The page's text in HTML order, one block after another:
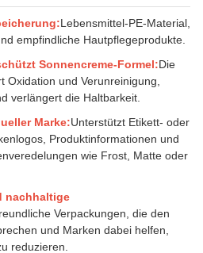
Lebensmittel-PE-Material,
empfindliche Hautpflegeprodukte.
Sonnencreme-Formel:Die
Oxidation und Verunreinigung,
verlängert die Haltbarkeit.
Marke:Unterstützt Etikett- oder
Produktinformationen und
wie Frost, Matte oder
nachhaltige
Verpackungen, die den
und Marken dabei helfen,
reduzieren.